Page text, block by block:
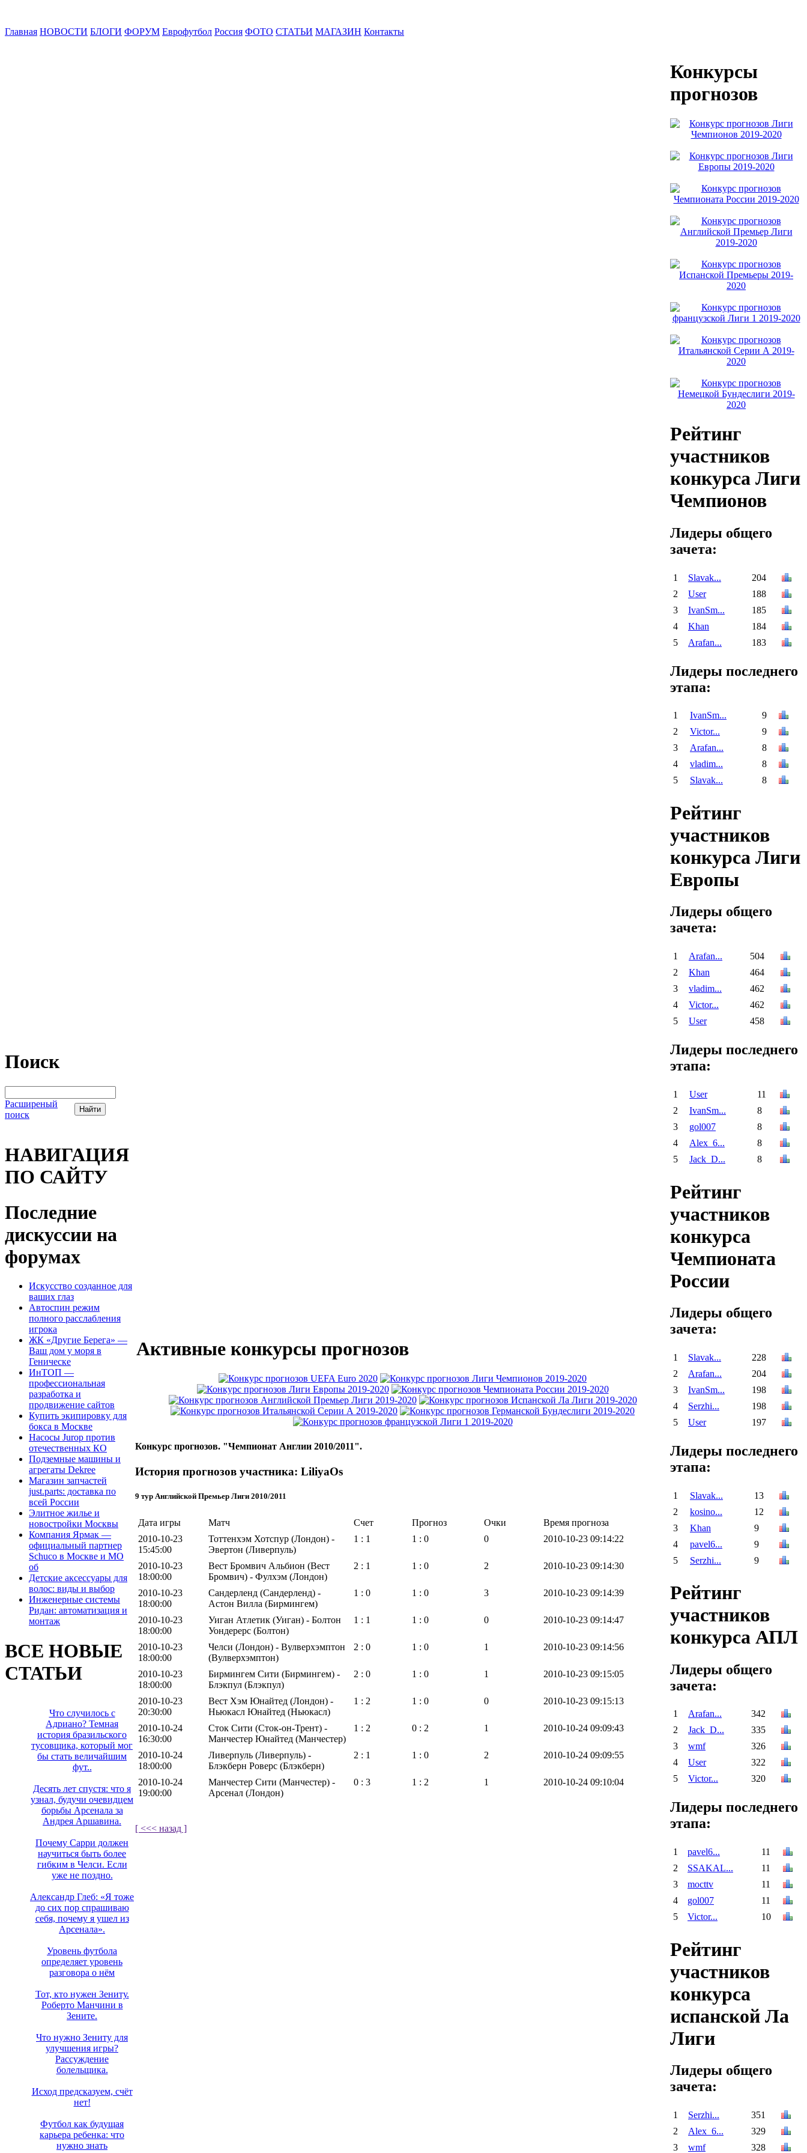
Главная НОВОСТИ БЛОГИ ФОРУМ Еврофутбол Россия ФОТО СТАТЬИ МАГАЗИН Контакты
Поиск
Расширеный
поиск
НАВИГАЦИЯ
ПО САЙТУ
Последние
дискуссии на
форумах
Искусство созданное для
ваших глаз
Автоспин режим
полного расслабления
игрока
ЖК «Другие Берега» —
Ваш дом у моря в
Геническе
ИнТОП —
профессиональная
разработка и
продвижение сайтов
Купить экипировку для
бокса в Москве
Насосы Jurop против
отечественных КО
Подземные машины и
агрегаты Dekree
Магазин запчастей
just.parts: доставка по
всей России
Элитное жилье и
новостройки Москвы
Компания Ярмак —
официальный партнер
Schuco в Москве и МО
об
Детские аксессуары для
волос: виды и выбор
Инженерные системы
Ридан: автоматизация и
монтаж
ВСЕ НОВЫЕ
СТАТЬИ
Что случилось с
Адриано? Темная
история бразильского
тусовщика, который мог
бы стать величайшим
фут..
Десять лет спустя: что я
узнал, будучи очевидцем
борьбы Арсенала за
Андрея Аршавина.
Почему Сарри должен
научиться быть более
гибким в Челси. Если
уже не поздно.
Александр Глеб: «Я тоже
до сих пор спрашиваю
себя, почему я ушел из
Арсенала».
Уровень футбола
определяет уровень
разговора о нём
Тот, кто нужен Зениту.
Роберто Манчини в
Зените.
Что нужно Зениту для
улучшения игры?
Рассуждение
болельщика.
Исход предсказуем, счёт
нет!
Футбол как будущая
карьера ребенка: что
нужно знать
Активные конкурсы прогнозов
Конкурс прогнозов. "Чемпионат Англии 2010/2011".
История прогнозов участника: LiliyaOs
9 тур Английской Премьер Лиги 2010/2011
Дата игры Матч Счет Прогноз Очки
Время прогноза
2010-10-23
15:45:00
Тоттенхэм Хотспур (Лондон) -
Эвертон (Ливерпуль)
1 : 1 1 : 0 0 2010-10-23 09:14:22
2010-10-23
18:00:00
Вест Бромвич Альбион (Вест
Бромвич) - Фулхэм (Лондон)
2 : 1 1 : 0 2 2010-10-23 09:14:30
2010-10-23
18:00:00
Сандерленд (Сандерленд) -
Астон Вилла (Бирмингем)
1 : 0 1 : 0 3 2010-10-23 09:14:39
2010-10-23
18:00:00
Уиган Атлетик (Уиган) - Болтон
Уондерерс (Болтон)
1 : 1 1 : 0 0 2010-10-23 09:14:47
2010-10-23
18:00:00
Челси (Лондон) - Вулверхэмптон
(Вулверхэмптон)
2 : 0 1 : 0 1 2010-10-23 09:14:56
2010-10-23
18:00:00
Бирмингем Сити (Бирмингем) -
Блэкпул (Блэкпул)
2 : 0 1 : 0 1 2010-10-23 09:15:05
2010-10-23
20:30:00
Вест Хэм Юнайтед (Лондон) -
Ньюкасл Юнайтед (Ньюкасл)
1 : 2 1 : 0 0 2010-10-23 09:15:13
2010-10-24
16:30:00
Сток Сити (Сток-он-Трент) -
Манчестер Юнайтед (Манчестер)
1 : 2 0 : 2 1 2010-10-24 09:09:43
2010-10-24
18:00:00
Ливерпуль (Ливерпуль) -
Блэкберн Роверс (Блэкберн)
2 : 1 1 : 0 2 2010-10-24 09:09:55
2010-10-24
19:00:00
Манчестер Сити (Манчестер) -
Арсенал (Лондон)
0 : 3 1 : 2 1 2010-10-24 09:10:04
[ <<< назад ]
Конкурсы
прогнозов
Рейтинг
участников
конкурса Лиги
Чемпионов
Лидеры общего
зачета:
1 Slavak...
204
2
User
188
3
IvanSm...
185
4
Khan
184
5
Arafan... 183
Лидеры последнего
этапа:
1 IvanSm...
9
2
Victor...
9
3
Arafan...
8
4
vladim...
8
5
Slavak... 8
Рейтинг
участников
конкурса Лиги
Европы
Лидеры общего
зачета:
1 Arafan...
504
2
Khan
464
3
vladim...
462
4
Victor...
462
5
User 458
Лидеры последнего
этапа:
1 User
11
2
IvanSm...
8
3
gol007
8
4
Alex_6...
8
5
Jack_D... 8
Рейтинг
участников
конкурса
Чемпионата
России
Лидеры общего
зачета:
1 Slavak...
228
2
Arafan...
204
3
IvanSm...
198
4
Serzhi...
198
5
User 197
Лидеры последнего
этапа:
1 Slavak...
13
2
kosino...
12
3
Khan
9
4
pavel6...
9
5
Serzhi... 9
Рейтинг
участников
конкурса АПЛ
Лидеры общего
зачета:
1 Arafan...
342
2
Jack_D...
335
3
wmf
326
4
User
322
5
Victor... 320
Лидеры последнего
этапа:
1 pavel6...
11
2
SSAKAL...
11
3
mocttv
11
4
gol007
11
5
Victor... 10
Рейтинг
участников
конкурса
испанской Ла
Лиги
Лидеры общего
зачета:
1 Serzhi...
351
2
Alex_6...
329
3
wmf 328